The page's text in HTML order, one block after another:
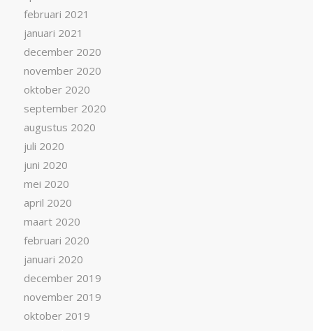
februari 2021
januari 2021
december 2020
november 2020
oktober 2020
september 2020
augustus 2020
juli 2020
juni 2020
mei 2020
april 2020
maart 2020
februari 2020
januari 2020
december 2019
november 2019
oktober 2019